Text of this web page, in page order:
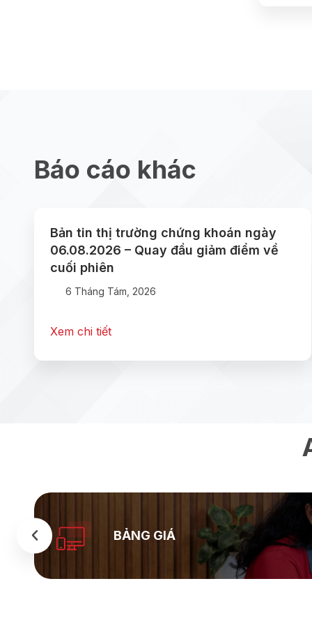
Báo cáo khác
Bản tin thị trường chứng khoán ngày
06.08.2026 – Quay đầu giảm điểm về
cuối phiên
6 Tháng Tám, 2026
Xem chi tiết
BẢNG GIÁ